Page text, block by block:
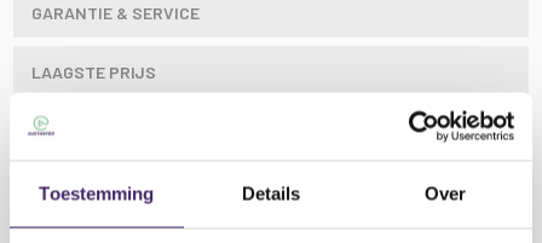
Toestemming Details Over
GARANTIE & SERVICE
LAAGSTE PRIJS
geluidskwaliteit en betrouwbaarheid. Hoge kwaliteit
dubbele kabel bestaat uit een gesoleerde pure